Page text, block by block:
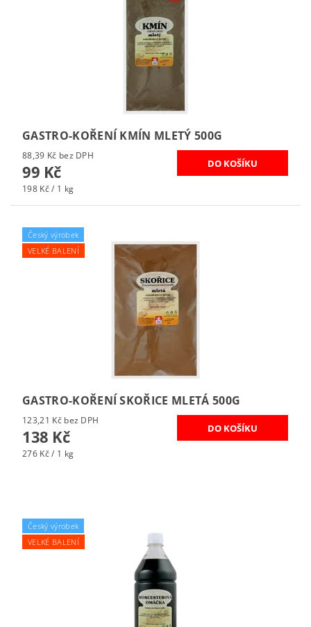
GASTRO-KOŘENÍ KMÍN MLETÝ 500G
88,39 Kč bez DPH
99 Kč
198 Kč / 1 kg
Český výrobek
VELKÉ BALENÍ
GASTRO-KOŘENÍ SKOŘICE MLETÁ 500G
123,21 Kč bez DPH
138 Kč
276 Kč / 1 kg
Český výrobek
VELKÉ BALENÍ